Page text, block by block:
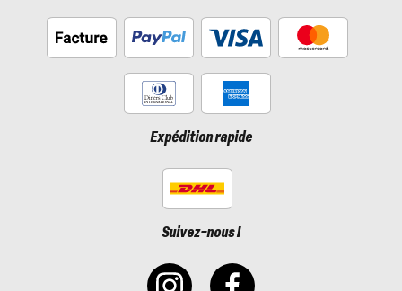
Expédition rapide
Suivez-nous !